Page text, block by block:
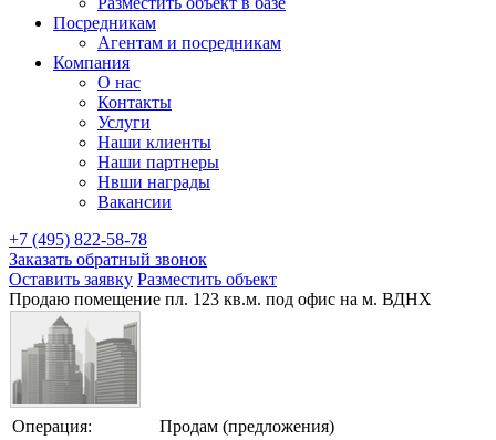
Посредникам
Агентам и посредникам
Компания
О нас
Контакты
Услуги
Наши клиенты
Наши партнеры
Нвши награды
Вакансии
+7 (495) 822-58-78
Заказать обратный звонок
Оставить заявку Разместить объект
Продаю помещение пл. 123 кв.м. под офис на м. ВДНХ
Операция:
Продам (предложения)